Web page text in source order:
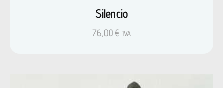
Silencio
76,00€ IVA